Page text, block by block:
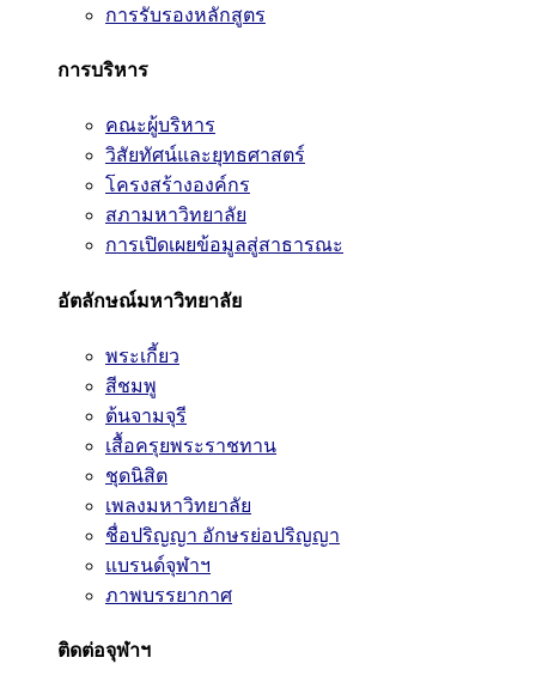
การรับรองหลักสูตร
การบริหาร
คณะผู้บริหาร
วิสัยทัศน์และยุทธศาสตร์
โครงสร้างองค์กร
สภามหาวิทยาลัย
การเปิดเผยข้อมูลสู่สาธารณะ
อัตลักษณ์มหาวิทยาลัย
พระเกี้ยว
สีชมพู
ต้นจามจุรี
เสื้อครุยพระราชทาน
ชุดนิสิต
เพลงมหาวิทยาลัย
ชื่อปริญญา อักษรย่อปริญญา
แบรนด์จุฬาฯ
ภาพบรรยากาศ
ติดต่อจุฬาฯ